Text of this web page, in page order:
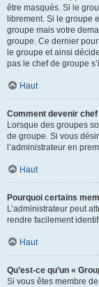
être masqués. Si le
librement. Si le groupe
groupe mais votre
groupe. Ce dernier
le groupe et ainsi
pas le chef de groupe
Haut
Comment devenir chef
Lorsque des groupes
de groupe. Si vous
l’administrateur en
Haut
Pourquoi certains
L’administrateur peut
rendre facilement
Haut
Qu’est-ce qu’un «
Si vous êtes membre